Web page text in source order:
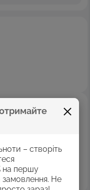
– створіть
на першу
Не